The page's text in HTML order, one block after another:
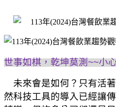
世事如棋，乾坤莫測 ~~小
未來會是如何？只有活
然科技工具的導入已經讓